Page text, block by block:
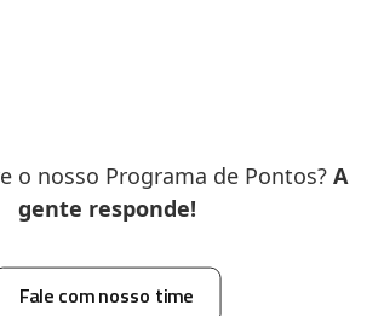
o nosso Programa de Pontos? A
gente responde!
Fale com nosso time